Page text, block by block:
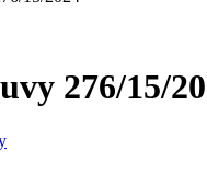
276/15/